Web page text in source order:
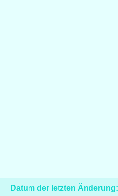
Datum der letzten Änderung: